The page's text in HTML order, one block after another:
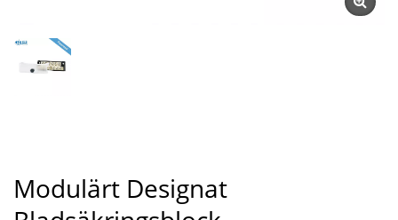
Modulärt Designat